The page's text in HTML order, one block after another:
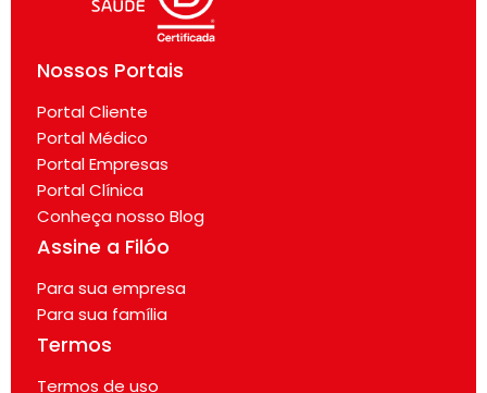
Nossos Portais
Portal Cliente
Portal Médico
Portal Empresas
Portal Clínica
Conheça nosso Blog
Assine a Filóo
Para sua empresa
Para sua família
Termos
Termos de uso